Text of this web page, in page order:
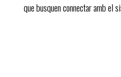
que busquen connectar amb el